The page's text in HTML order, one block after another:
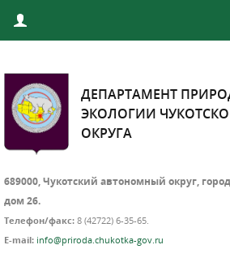
ДЕПАРТАМЕНТ
ЭКОЛОГИИ
ОКРУГА
689000, Чукотский автономный округ,
дом 26.
Телефон/факс: 8 (42722) 6-35-65.
E-mail: info@priroda.chukotka-gov.ru